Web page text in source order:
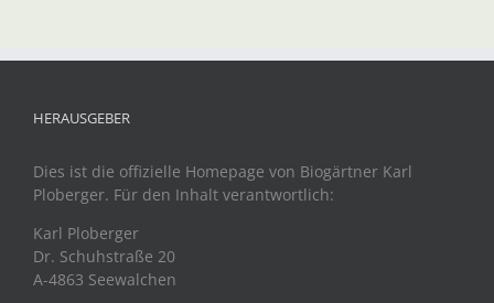
HERAUSGEBER
Dies ist die offizielle Homepage von Biogärtner Karl
Ploberger. Für den Inhalt verantwortlich:
Karl Ploberger
Dr. Schuhstraße 20
A-4863 Seewalchen